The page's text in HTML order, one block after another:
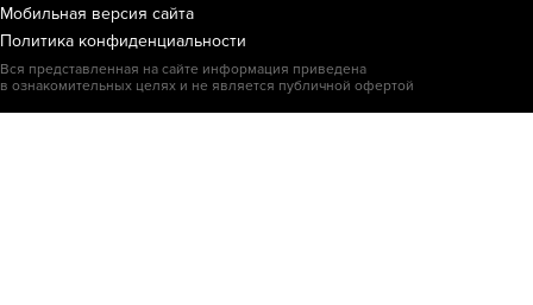
Мобильная версия сайта
Политика конфиденциальности
Вся представленная на сайте информация приведена
в ознакомительных целях и не является публичной офертой